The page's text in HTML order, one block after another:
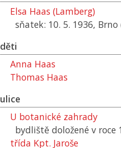
Elsa Haas (Lamberg)
sňatek: 10. 5. 1936,
děti
Anna Haas
Thomas Haas
ulice
U botanické zahrady
bydliště doložené v roce
třída Kpt. Jaroše